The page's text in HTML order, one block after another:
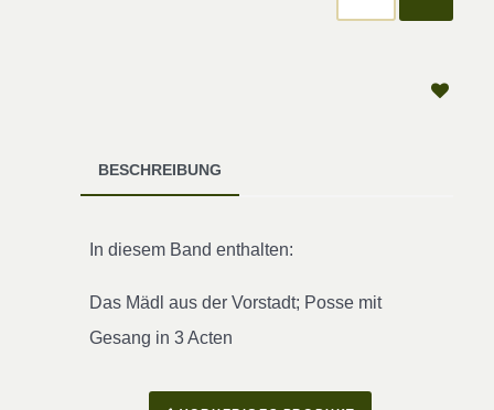
BESCHREIBUNG
In diesem Band enthalten:
Das Mädl aus der Vorstadt; Posse mit
Gesang in 3 Acten